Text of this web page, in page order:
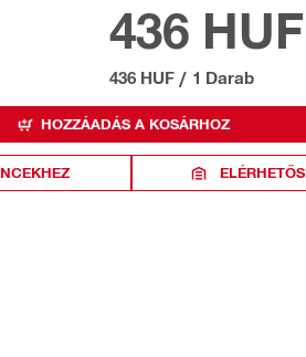
436 HUF
436 HUF / 1 Darab
HOZZÁADÁS A KOSÁRHOZ